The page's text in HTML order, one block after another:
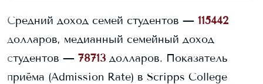
Средний доход семей студентов — 115442
долларов, медианный семейный доход
студентов — 78713 долларов. Показатель
приёма (Admission Rate) в Scripps College